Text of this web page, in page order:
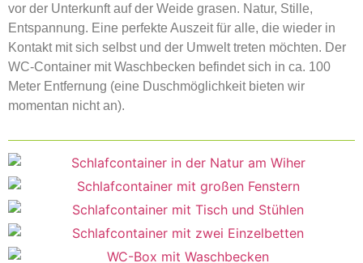
vor der Unterkunft auf der Weide grasen. Natur, Stille,
Entspannung. Eine perfekte Auszeit für alle, die wieder in
Kontakt mit sich selbst und der Umwelt treten möchten. Der
WC-Container mit Waschbecken befindet sich in ca. 100
Meter Entfernung (eine Duschmöglichkeit bieten wir
momentan nicht an).